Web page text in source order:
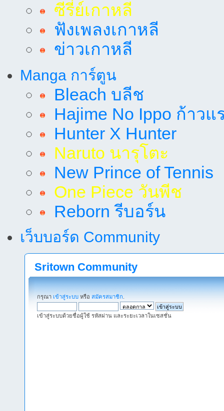
ซีรี่ย์เกาหลี
ฟังเพลงเกาหลี
ข่าวเกาหลี
Manga การ์ตูน
Bleach บลีช
Hajime No Ippo ก้าวแ
Hunter X Hunter
Naruto นารุโตะ
New Prince of Tennis
One Piece วันพีช
Reborn รีบอร์น
เว็บบอร์ด Community
Sritown Community
กรุณา เข้าสู่ระบบ หรือ สมัครสมาชิก
เข้าสู่ระบบด้วยชื่อผู้ใช้ รหัสผ่าน และระยะเวลาในเซสชั่น